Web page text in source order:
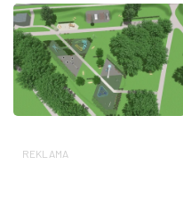
REKLAMA